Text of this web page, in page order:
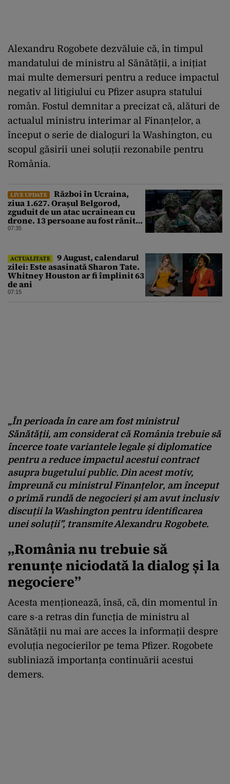
Alexandru Rogobete dezvăluie că, în timpul
mandatului de ministru al Sănătății, a inițiat
mai multe demersuri pentru a reduce impactul
negativ al litigiului cu Pfizer asupra statului
român. Fostul demnitar a precizat că, alături de
actualul ministru interimar al Finanțelor, a
început o serie de dialoguri la Washington, cu
scopul găsirii unei soluții rezonabile pentru
România.
LIVE UPDATE
Război în Ucraina,
ziua 1.627. Orașul Belgorod,
zguduit de un atac ucrainean cu
drone. 13 persoane au fost rănite
și mai multe clădiri, incendiate
07:35
ACTUALITATE
9 August, calendarul
zilei: Este asasinată Sharon Tate.
Whitney Houston ar fi împlinit 63
de ani
07:15
„În perioada în care am fost ministrul
Sănătății, am considerat că România trebuie să
încerce toate variantele legale și diplomatice
pentru a reduce impactul acestui contract
asupra bugetului public. Din acest motiv,
împreună cu ministrul Finanțelor, am început
o primă rundă de negocieri și am avut inclusiv
discuții la Washington pentru identificarea
unei soluții”, transmite Alexandru Rogobete.
„România nu trebuie să
renunțe niciodată la dialog și la
negociere”
Acesta menționează, însă, că, din momentul în
care s-a retras din funcția de ministru al
Sănătății nu mai are acces la informații despre
evoluția negocierilor pe tema Pfizer. Rogobete
subliniază importanța continuării acestui
demers.